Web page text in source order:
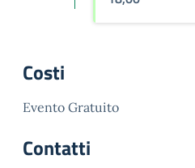
Costi
Evento Gratuito
Contatti